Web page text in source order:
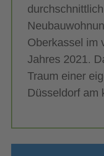
Oberkassel im
Jahres 2021.
Traum einer
Düsseldorf am